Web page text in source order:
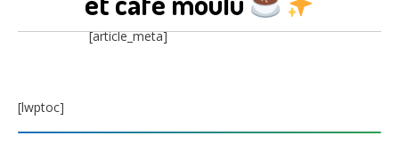
[article_meta]
[lwptoc]